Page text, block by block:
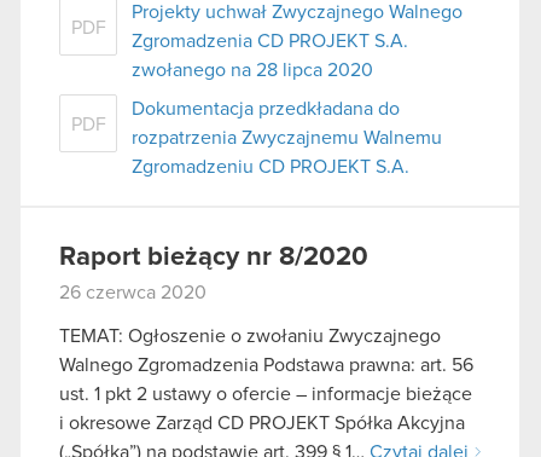
PDF
Projekty uchwał Zwyczajnego Walnego
Zgromadzenia CD PROJEKT S.A.
zwołanego na 28 lipca 2020
PDF
Dokumentacja przedkładana do
rozpatrzenia Zwyczajnemu Walnemu
Zgromadzeniu CD PROJEKT S.A.
Raport bieżący nr 8/2020
26 czerwca 2020
TEMAT: Ogłoszenie o zwołaniu Zwyczajnego
Walnego Zgromadzenia Podstawa prawna: art. 56
ust. 1 pkt 2 ustawy o ofercie – informacje bieżące
i okresowe Zarząd CD PROJEKT Spółka Akcyjna
(„Spółka”) na podstawie art. 399 § 1… Czytaj dalej